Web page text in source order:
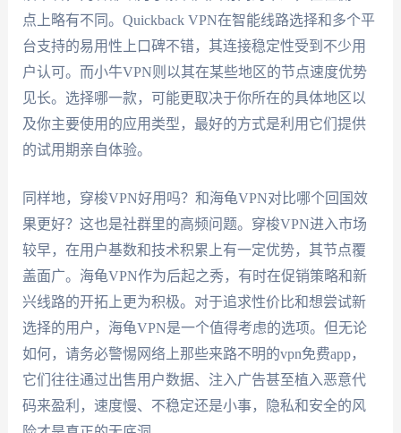
点上略有不同。Quickback VPN在智能线路选择和多个平
台支持的易用性上口碑不错，其连接稳定性受到不少用
户认可。而小牛VPN则以其在某些地区的节点速度优势
见长。选择哪一款，可能更取决于你所在的具体地区以
及你主要使用的应用类型，最好的方式是利用它们提供
的试用期亲自体验。
同样地，穿梭VPN好用吗？和海龟VPN对比哪个回国效
果更好？这也是社群里的高频问题。穿梭VPN进入市场
较早，在用户基数和技术积累上有一定优势，其节点覆
盖面广。海龟VPN作为后起之秀，有时在促销策略和新
兴线路的开拓上更为积极。对于追求性价比和想尝试新
选择的用户，海龟VPN是一个值得考虑的选项。但无论
如何，请务必警惕网络上那些来路不明的vpn免费app，
它们往往通过出售用户数据、注入广告甚至植入恶意代
码来盈利，速度慢、不稳定还是小事，隐私和安全的风